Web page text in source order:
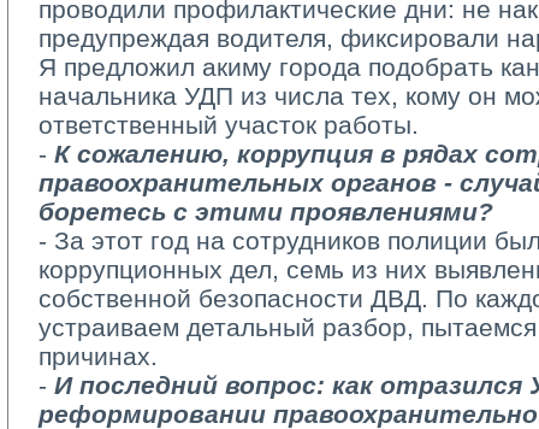
проводили профилактические дни: не
предупреждая водителя, фиксировали
Я предложил акиму города подобрать
начальника УДП из числа тех, кому он
ответственный участок работы.
- К сожалению, коррупция в рядах
правоохранительных органов -
боретесь с этими проявлениями?
- За этот год на сотрудников полиции
коррупционных дел, семь из них
собственной безопасности ДВД. По
устраиваем детальный разбор,
причинах.
- И последний вопрос: как отразился
реформировании